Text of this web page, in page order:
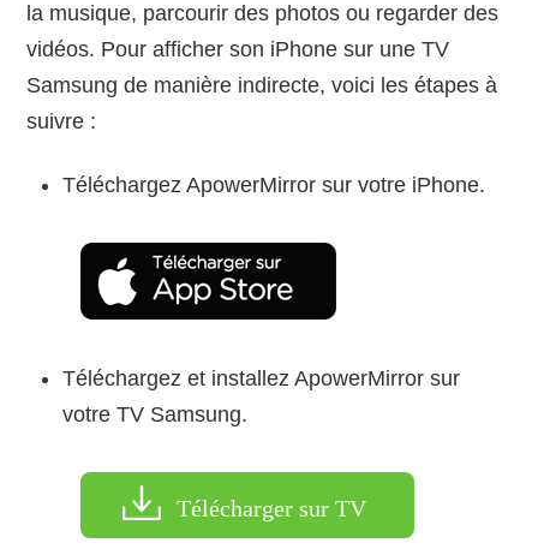
la musique, parcourir des photos ou regarder des
vidéos. Pour afficher son iPhone sur une TV
Samsung de manière indirecte, voici les étapes à
suivre :
Téléchargez ApowerMirror sur votre iPhone.
Téléchargez et installez ApowerMirror sur
votre TV Samsung.
Télécharger sur TV